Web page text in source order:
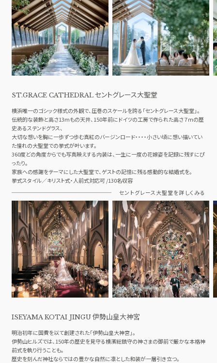
挙式 披露宴会場
CUISINE
料理
DRESS
ドレス
ACCESS
アクセス
GUEST
ご列席者の皆さまへ
QA SUPPORT
資料請求 お問い合わせ フェア予約
ST.GRACE CATHEDRALセントグレース大聖堂
横浜唯一のゴシック様式の外観で、圧巻のスケールを誇る「セントグレース大聖堂」。
伝統的な装飾と高さ13mもの天井、150年前にドイツの工房で作られた高さ７ｍの歴
史あるステンドグラス、
大切な想いを胸に一歩ずつ歩む真紅のバージンロード・・・・小さい頃に想い描いてい
た憧れの大聖堂での挙式が叶います。
360度どの角度からでも写真映えする内装は、一生に一度の花嫁姿を記録に残すにぴ
ったり。
家族への感謝をテーマにした大聖堂で、ゲストの記憶に残る感動的な結婚式を。
挙式スタイル／キリスト式・人前式対応可 /130名収容
セントグレース大聖堂を詳しくみる
ISEYAMA KOTAI JINGU伊勢山皇大神宮
明治初年に国費を以て創建された「伊勢山皇大神宮」。
伊勢山ヒルズでは、150年の歴史を見守る横濱総鎮守の神さまの御前で厳かな本格神
前式を執り行うことも。
歴史を刻んだ神社ならではの豊かな自然に凛とした和装が一層引き立つ。